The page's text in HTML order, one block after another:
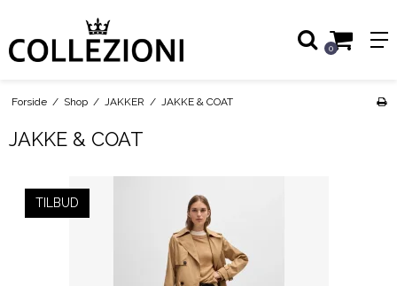
0
Forside / Shop / JAKKER / JAKKE & COAT
JAKKE & COAT
TILBUD